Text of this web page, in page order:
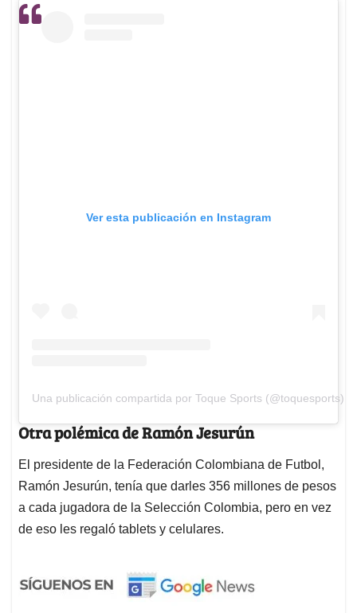
Ver esta publicación en Instagram
Una publicación compartida por Toque Sports (@toquesports)
Otra polémica de Ramón Jesurún
El presidente de la Federación Colombiana de Futbol,
Ramón Jesurún, tenía que darles 356 millones de pesos
a cada jugadora de la Selección Colombia, pero en vez
de eso les regaló tablets y celulares.